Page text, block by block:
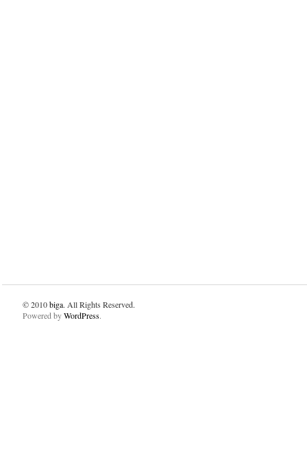
© 2010biga. All Rights Reserved.
Powered byWordPress.